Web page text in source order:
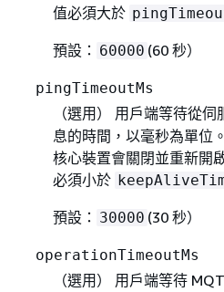
值必須大於
預設： 60000 (60 秒）
pingTimeoutMs
（選用） 用戶端等待從伺
息的時間，以毫秒為單位
核心裝置會關閉並重新開
必須小於
預設： 30000 (30 秒）
operationTimeoutMs
（選用） 用戶端等待